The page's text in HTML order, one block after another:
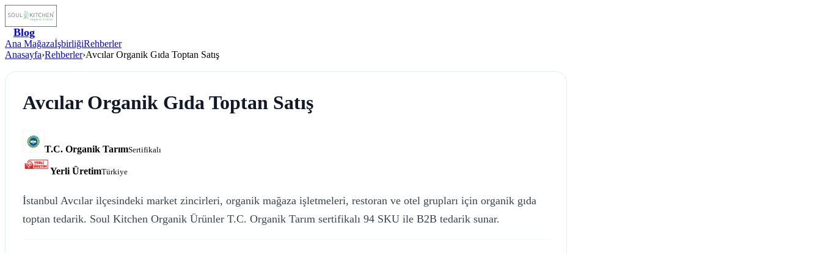
Blog
Ana MağazaİşbirliğiRehberler
Anasayfa›Rehberler›Avcılar Organik Gıda Toptan Satış
Avcılar Organik Gıda Toptan Satış
T.C. Organik TarımSertifikalı
Yerli ÜretimTürkiye
İstanbul Avcılar ilçesindeki market zincirleri, organik mağaza işletmeleri, restoran ve otel grupları için organik gıda
toptan tedarik. Soul Kitchen Organik Ürünler T.C. Organik Tarım sertifikalı 94 SKU ile B2B tedarik sunar.